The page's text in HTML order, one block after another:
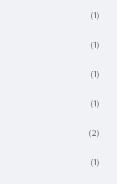
(1)
(1)
(1)
(1)
(2)
(1)